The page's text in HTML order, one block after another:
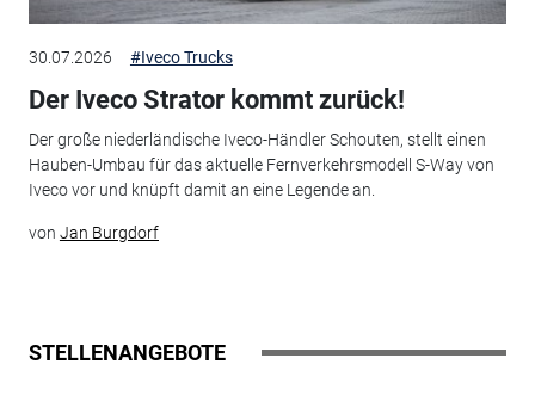
30.07.2026 #Iveco Trucks
Der Iveco Strator kommt zurück!
Der große niederländische Iveco-Händler Schouten, stellt einen
Hauben-Umbau für das aktuelle Fernverkehrsmodell S-Way von
Iveco vor und knüpft damit an eine Legende an.
von Jan Burgdorf
STELLENANGEBOTE